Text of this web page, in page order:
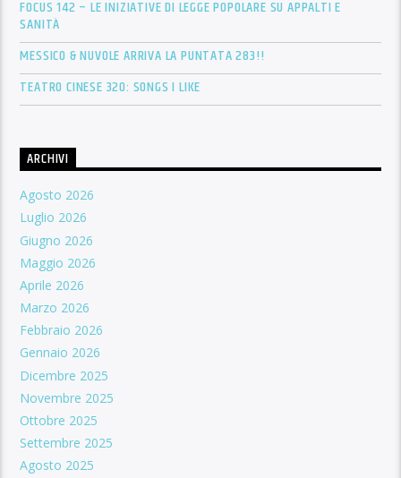
FOCUS 142 – LE INIZIATIVE DI LEGGE POPOLARE SU APPALTI E
SANITÀ
MESSICO & NUVOLE ARRIVA LA PUNTATA 283!!
TEATRO CINESE 320: SONGS I LIKE
ARCHIVI
Agosto 2026
Luglio 2026
Giugno 2026
Maggio 2026
Aprile 2026
Marzo 2026
Febbraio 2026
Gennaio 2026
Dicembre 2025
Novembre 2025
Ottobre 2025
Settembre 2025
Agosto 2025